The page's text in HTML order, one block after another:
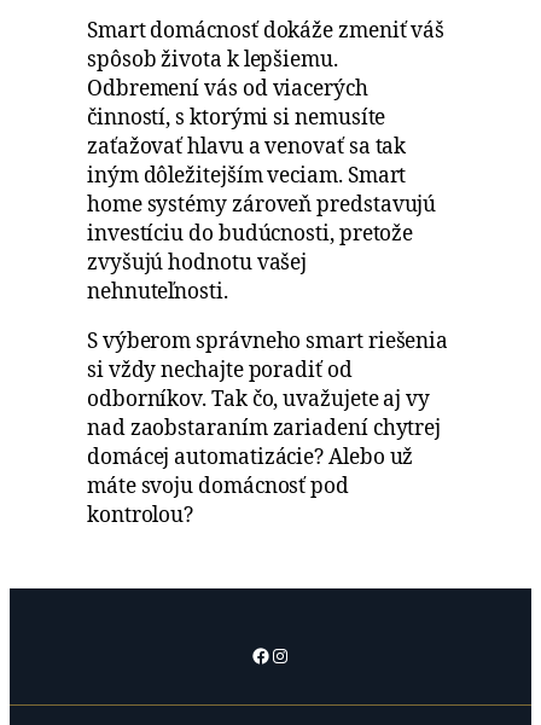
Smart domácnosť dokáže zmeniť váš
spôsob života k lepšiemu.
Odbremení vás od viacerých
činností, s ktorými si nemusíte
zaťažovať hlavu a venovať sa tak
iným dôležitejším veciam. Smart
home systémy zároveň predstavujú
investíciu do budúcnosti, pretože
zvyšujú hodnotu vašej
nehnuteľnosti.
S výberom správneho smart riešenia
si vždy nechajte poradiť od
odborníkov. Tak čo, uvažujete aj vy
nad zaobstaraním zariadení chytrej
domácej automatizácie? Alebo už
máte svoju domácnosť pod
kontrolou?
Facebook
Instagram